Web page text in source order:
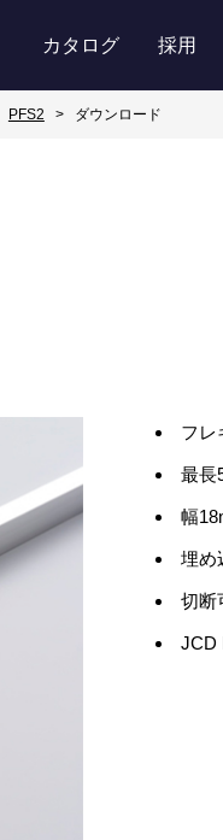
カタログ 採用
PFS2 ダウンロード
フレ
最長
幅
埋め
切断
JCD